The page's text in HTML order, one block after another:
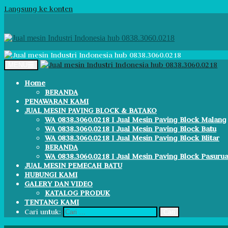
Langsung ke konten
Home
BERANDA
PENAWARAN KAMI
JUAL MESIN PAVING BLOCK & BATAKO
WA 0838.3060.0218 I Jual Mesin Paving Block Malang
WA 0838.3060.0218 I Jual Mesin Paving Block Batu
WA 0838.3060.0218 I Jual Mesin Paving Block Blitar
BERANDA
WA 0838.3060.0218 I Jual Mesin Paving Block
JUAL MESIN PEMECAH BATU
HUBUNGI KAMI
GALERY DAN VIDEO
KATALOG PRODUK
TENTANG KAMI
Cari untuk: